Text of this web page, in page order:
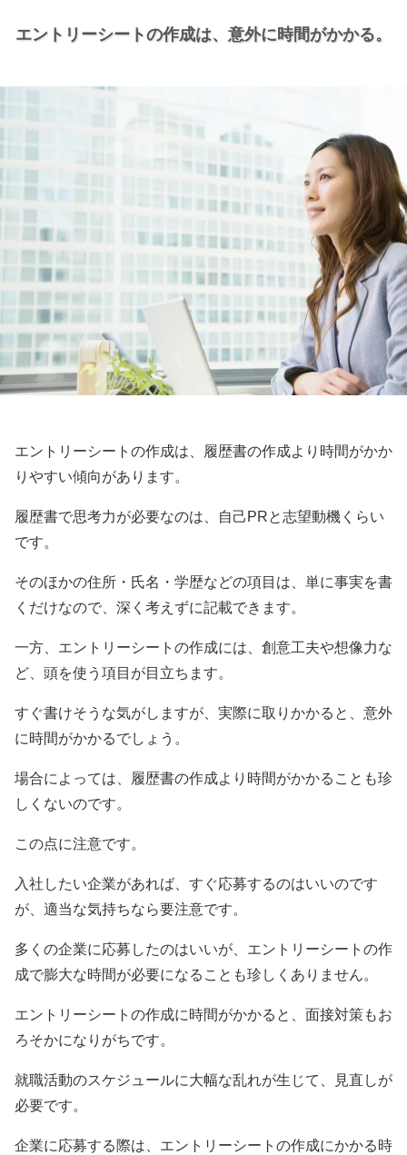
エントリーシートの作成は、 意外に時間がかかる。
エントリーシートの作成は、履歴書の作成より時間がかか
りやすい傾向があります。
履歴書で思考力が必要なのは、自己PRと志望動機くらい
です。
そのほかの住所・氏名・学歴などの項目は、単に事実を書
くだけなので、深く考えずに記載できます。
一方、エントリーシートの作成には、創意工夫や想像力な
ど、頭を使う項目が目立ちます。
すぐ書けそうな気がしますが、実際に取りかかると、意外
に時間がかかるでしょう。
場合によっては、履歴書の作成より時間がかかることも珍
しくないのです。
この点に注意です。
入社したい企業があれば、すぐ応募するのはいいのです
が、適当な気持ちなら要注意です。
多くの企業に応募したのはいいが、エントリーシートの作
成で膨大な時間が必要になることも珍しくありません。
エントリーシートの作成に時間がかかると、面接対策もお
ろそかになりがちです。
就職活動のスケジュールに大幅な乱れが生じて、見直しが
必要です。
企業に応募する際は、エントリーシートの作成にかかる時